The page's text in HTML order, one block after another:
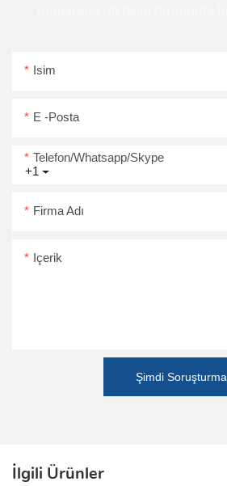
Isim
E -posta
+1
Telefon/Whatsapp/Skype
Firma Adı
Içerik
Şimdi Soruşturma
İlgili Ürünler